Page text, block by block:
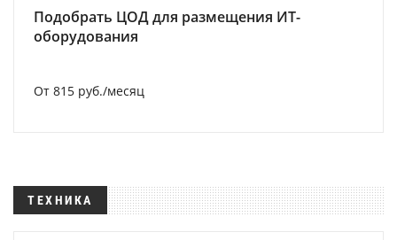
Подобрать ЦОД для размещения ИТ-
оборудования
От 815 руб./месяц
ТЕХНИКА